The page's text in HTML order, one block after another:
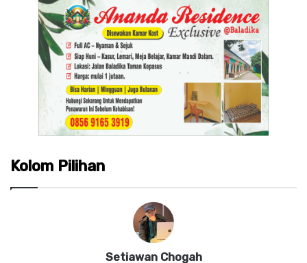
Kolom Pilihan
Setiawan Chogah